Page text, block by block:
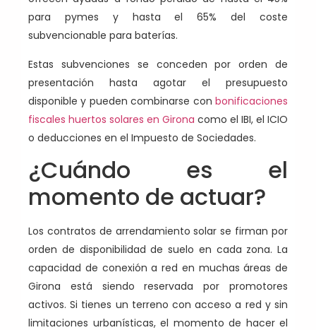
para pymes y hasta el 65% del coste
subvencionable para baterías.
Estas subvenciones se conceden por orden de
presentación hasta agotar el presupuesto
disponible y pueden combinarse con bonificaciones
fiscales huertos solares en Girona como el IBI, el ICIO
o deducciones en el Impuesto de Sociedades.
¿Cuándo es el
momento de actuar?
Los contratos de arrendamiento solar se firman por
orden de disponibilidad de suelo en cada zona. La
capacidad de conexión a red en muchas áreas de
Girona está siendo reservada por promotores
activos. Si tienes un terreno con acceso a red y sin
limitaciones urbanísticas, el momento de hacer el